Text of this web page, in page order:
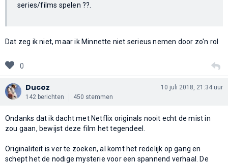
series/films spelen ??.
Dat zeg ik niet, maar ik Minnette niet serieus nemen door zo'n rol
0
Ducoz
142 berichten 450 stemmen
10 juli 2018, 21:34 uur
Ondanks dat ik dacht met Netflix originals nooit echt de mist in
zou gaan, bewijst deze film het tegendeel.
Originaliteit is ver te zoeken, al komt het redelijk op gang en
schept het de nodige mysterie voor een spannend verhaal. De